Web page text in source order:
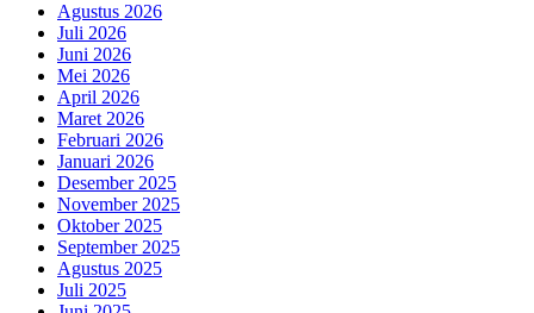
Agustus 2026
Juli 2026
Juni 2026
Mei 2026
April 2026
Maret 2026
Februari 2026
Januari 2026
Desember 2025
November 2025
Oktober 2025
September 2025
Agustus 2025
Juli 2025